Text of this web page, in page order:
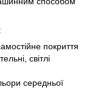
покриття
світлі
середньої